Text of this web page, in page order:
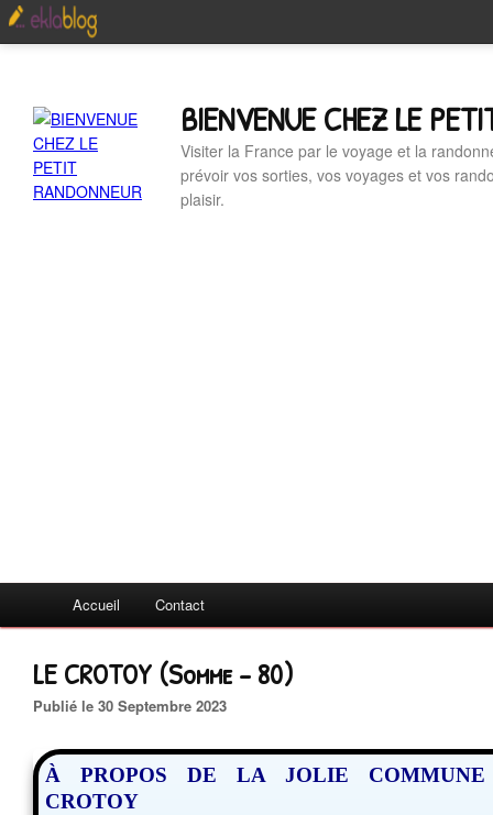
BIENVENUE CHEZ LE
Visiter la France par le voyage et la
prévoir vos sorties, vos voyages et vos
plaisir.
Accueil Contact
LE CROTOY (Somme - 80)
Publié le 30 Septembre 2023
À PROPOS DE LA JOLIE
CROTOY